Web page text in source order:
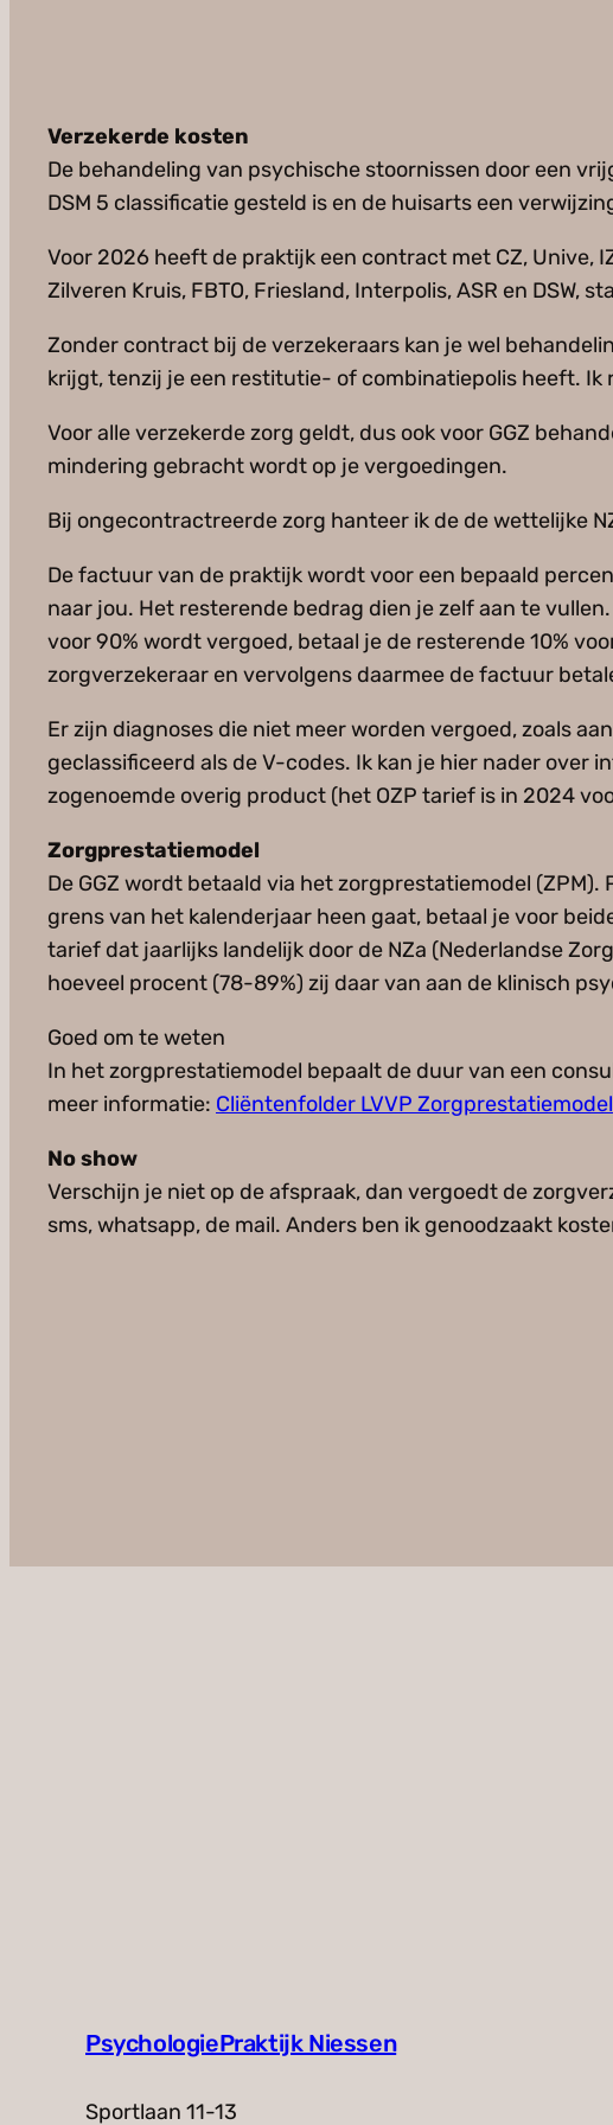
Verzekerde kosten
De behandeling van psychische stoornissen door een
DSM 5 classificatie gesteld is en de huisarts een
Voor 2026 heeft de praktijk een contract met CZ, Unive,
Zilveren Kruis, FBTO, Friesland, Interpolis, ASR en DSW,
Zonder contract bij de verzekeraars kan je wel
krijgt, tenzij je een restitutie- of combinatiepolis heeft. Ik
Voor alle verzekerde zorg geldt, dus ook voor GGZ
mindering gebracht wordt op je vergoedingen.
Bij ongecontractreerde zorg hanteer ik de de wettelijke
De factuur van de praktijk wordt voor een bepaald
naar jou. Het resterende bedrag dien je zelf aan te
voor 90% wordt vergoed, betaal je de resterende 10%
zorgverzekeraar en vervolgens daarmee de factuur
Er zijn diagnoses die niet meer worden vergoed, zoals
geclassificeerd als de V-codes. Ik kan je hier nader over
zogenoemde overig product (het OZP tarief is in 2024
Zorgprestatiemodel
De GGZ wordt betaald via het zorgprestatiemodel
grens van het kalenderjaar heen gaat, betaal je voor
tarief dat jaarlijks landelijk door de NZa (Nederlandse
hoeveel procent (78-89%) zij daar van aan de klinisch
Goed om te weten
In het zorgprestatiemodel bepaalt de duur van een
meer informatie: Cliëntenfolder LVVP Zorgprestatiemodel
No show
Verschijn je niet op de afspraak, dan vergoedt de
sms, whatsapp, de mail. Anders ben ik genoodzaakt
PsychologiePraktijk Niessen
Sportlaan 11-13